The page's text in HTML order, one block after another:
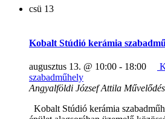
csü 13
Kobalt Stúdió kerámia
augusztus 13. @ 10:00 - 18:00
szabadműhely
Angyalföldi József Attila
Kobalt Stúdió kerámia